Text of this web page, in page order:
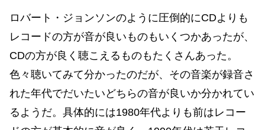
ロバート・ジョンソンのように圧倒的にCDよりも
レコードの方が音が良いものもいくつかあったが、
CDの方が良く聴こえるものもたくさんあった。
色々聴いてみて分かったのだが、その音楽が録音さ
れた年代でだいたいどちらの音が良いか分かれてい
るようだ。具体的には1980年代よりも前はレコー